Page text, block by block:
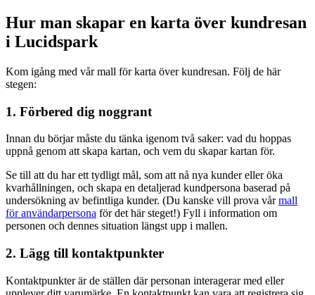
Hur man skapar en karta över kundresan
i Lucidspark
Kom igång med vår mall för karta över kundresan. Följ de här
stegen:
1. Förbered dig noggrant
Innan du börjar måste du tänka igenom två saker: vad du hoppas
uppnå genom att skapa kartan, och vem du skapar kartan för.
Se till att du har ett tydligt mål, som att nå nya kunder eller öka
kvarhållningen, och skapa en detaljerad kundpersona baserad på
undersökning av befintliga kunder. (Du kanske vill prova vårmall
för användarpersona för det här steget!) Fyll i information om
personen och dennes situation längst upp i mallen.
2. Lägg till kontaktpunkter
Kontaktpunkter är de ställen där personan interagerar med eller